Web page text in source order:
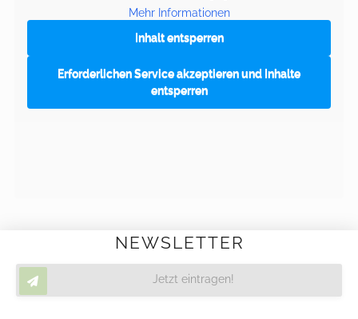
Mehr Informationen
Inhalt entsperren
Erforderlichen Service akzeptieren und Inhalte
entsperren
NEWSLETTER
Jetzt eintragen!